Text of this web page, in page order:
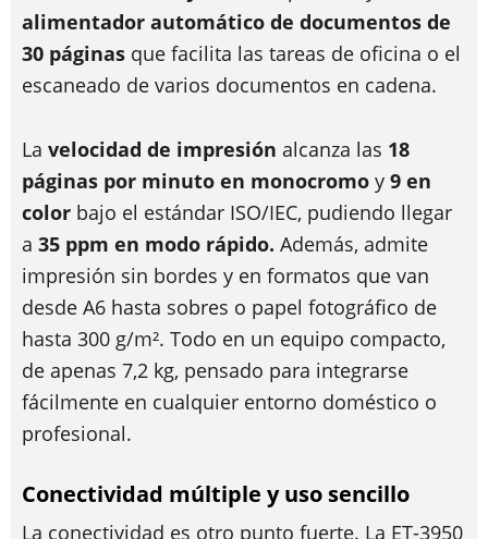
alimentador automático de documentos de
30 páginas que facilita las tareas de oficina o el
escaneado de varios documentos en cadena.
La velocidad de impresión alcanza las 18
páginas por minuto en monocromo y 9 en
color bajo el estándar ISO/IEC, pudiendo llegar
a 35 ppm en modo rápido. Además, admite
impresión sin bordes y en formatos que van
desde A6 hasta sobres o papel fotográfico de
hasta 300 g/m². Todo en un equipo compacto,
de apenas 7,2 kg, pensado para integrarse
fácilmente en cualquier entorno doméstico o
profesional.
Conectividad múltiple y uso sencillo
La conectividad es otro punto fuerte. La ET-3950